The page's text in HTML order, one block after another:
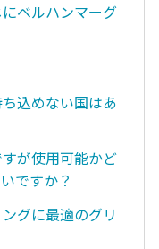
ベルハンマーグ
込めない国はあ
が使用可能かど
ですか？
グに最適のグリ